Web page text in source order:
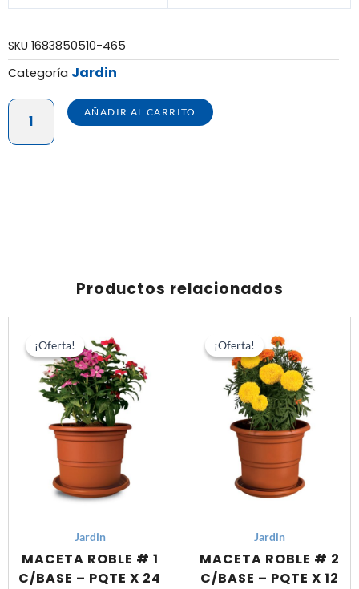
SKU 1683850510-465
Categoría Jardin
MACETA
COMERCIAL
ORQUÍDEA
AÑADIR AL CARRITO
Productos relacionados
¡Oferta!
¡Oferta!
Jardin
MACETA ROBLE # 1
C/BASE – PQTE X 24
precio
original
era:
S/ 288.00.
¡Oferta!
¡Oferta!
Jardin
MACETA ROBLE # 2
C/BASE – PQTE X 12
precio
original
era:
S/ 216.00.